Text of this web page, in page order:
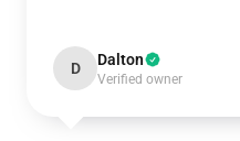
D Dalton
Verified owner